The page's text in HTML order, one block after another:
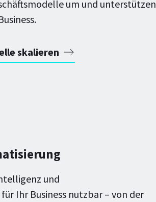
um und unterstützen
skalieren
und
Ihr Business nutzbar – von der